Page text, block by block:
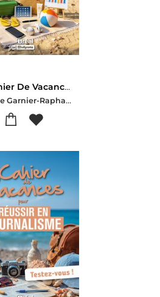
Le Cahier De Vacances Pour Les Futurs Commerciaux : Tous Les Fondamentaux En Un Seul Cahier !
Magalie Garnier-Raphael Hamon